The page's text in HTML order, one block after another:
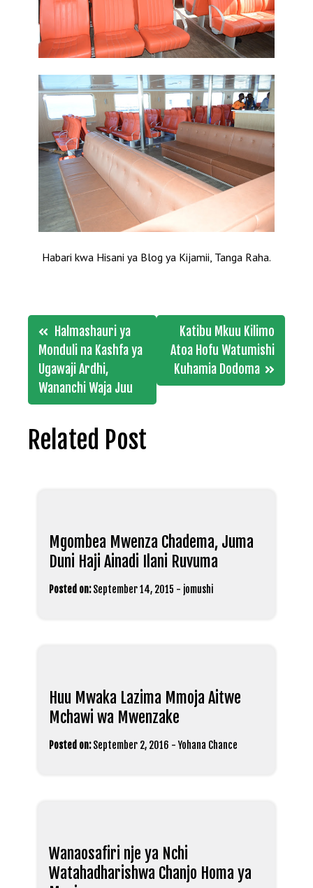
Habari kwa Hisani ya Blog ya Kijamii, Tanga Raha.
Post
navigation
Halmashauri ya
Monduli na Kashfa ya
Ugawaji Ardhi,
Wananchi Waja Juu
Katibu Mkuu Kilimo
Atoa Hofu Watumishi
Kuhamia Dodoma
Related Post
Mgombea Mwenza Chadema, Juma
Duni Haji Ainadi Ilani Ruvuma
Posted on: September 14, 2015 - jomushi
Huu Mwaka Lazima Mmoja Aitwe
Mchawi wa Mwenzake
Posted on: September 2, 2016 -Yohana Chance
Wanaosafiri nje ya Nchi
Watahadharishwa Chanjo Homa ya